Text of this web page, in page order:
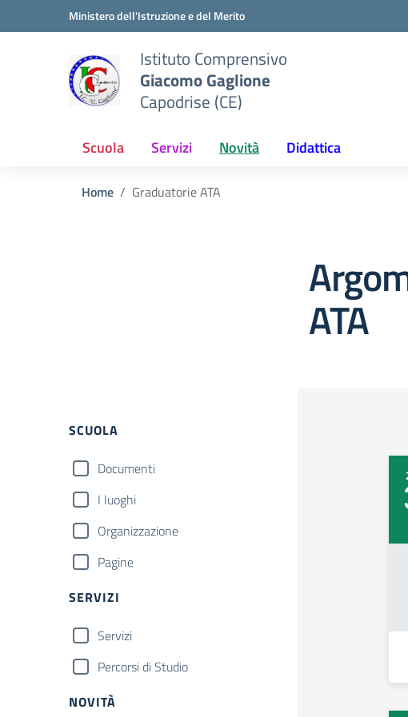
Vai ai contenuti
Vai al menu di navigazioneMinistero dell'Istruzione e del Merito
Istituto Comprensivo
Giacomo Gaglione
Capodrise (CE)
Scuola Servizi Novità Didattica
Home Graduatorie ATA
ATA
Filtri
SCUOLA
Documenti
I luoghi
Organizzazione
Pagine
SERVIZI
Servizi
Percorsi di Studio
NOVITÀ